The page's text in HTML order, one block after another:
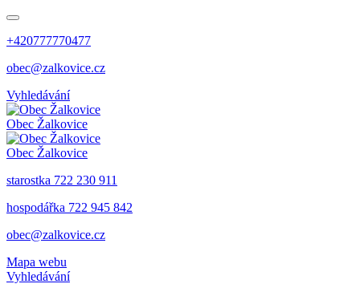
+420777770477
obec@zalkovice.cz
Vyhledávání
Obec Žalkovice
Obec Žalkovice
starostka 722 230 911
hospodářka 722 945 842
obec@zalkovice.cz
Mapa webu
Vyhledávání